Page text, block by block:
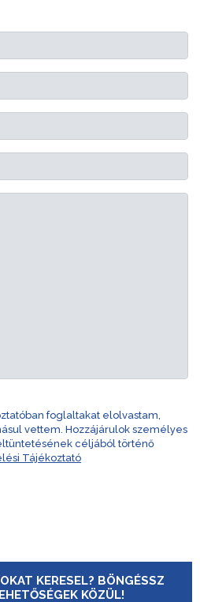
foglaltakat elolvastam,
vettem. Hozzájárulok személyes
céljából történő
Tájékoztató
KERESEL? BÖNGÉSSZ
KÖZÜL!